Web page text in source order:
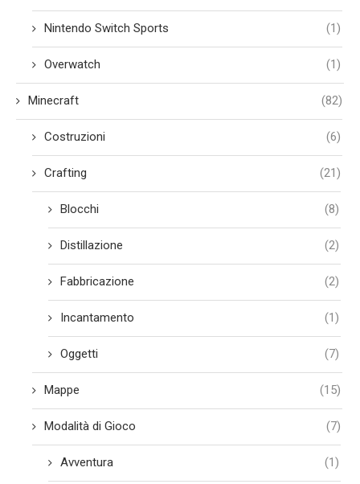
Nintendo Switch Sports (1)
Overwatch (1)
Minecraft (82)
Costruzioni (6)
Crafting (21)
Blocchi (8)
Distillazione (2)
Fabbricazione (2)
Incantamento (1)
Oggetti (7)
Mappe (15)
Modalità di Gioco (7)
Avventura (1)